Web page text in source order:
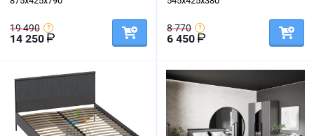
19 490
14 250
8 770
6 450